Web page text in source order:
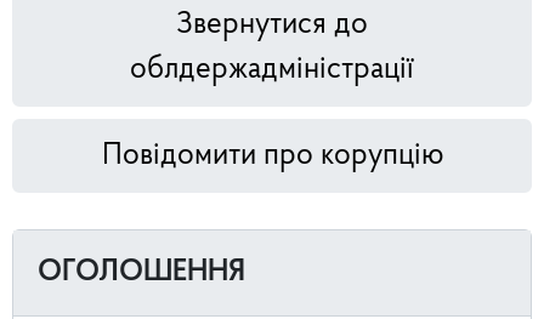
Звернутися до
облдержадміністрації
Повідомити про корупцію
ОГОЛОШЕННЯ